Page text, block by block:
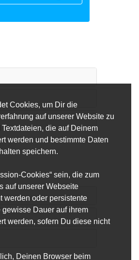
Cookies, um Dir die
auf unserer Website zu
die auf Deinem
werden und bestimmte Daten
speichern.
Cookies“ sein, die zum
auf unserer Webseite
werden oder persistente
Dauer auf ihrem
werden, sofern Du diese nicht
Deinen Browser beim